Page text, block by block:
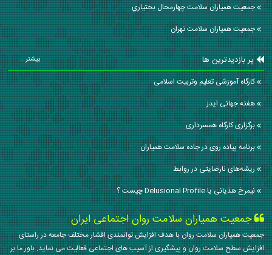
جمعیت همیاران سلامت چهارمحال بختياري
جمعیت همیاران سلامت تهران
پر بازدیدترین ها بیشتر ...
کارگاه آموزشی تعلیم وتربیت اسلامی
هفته جهانی ایدز
برگزاری کارگاه همسرداری
برنامه پیاده روی در جاده سلامت همیاران
ریشه‌های نارضایتی در روابط
نیمرخ هذیانی یا Delusional Profile چیست ؟
جمعیت همیاران سلامت روان اجتماعی ایران
جمعیت همیاران سلامت روان با هدف افزایش توانمندی اقشار مختلف جامعه در راستای
افزایش سطح سلامت روان و پیشگیری از آسیب های اجتماعی فعالیت می نماید. باور ما بر